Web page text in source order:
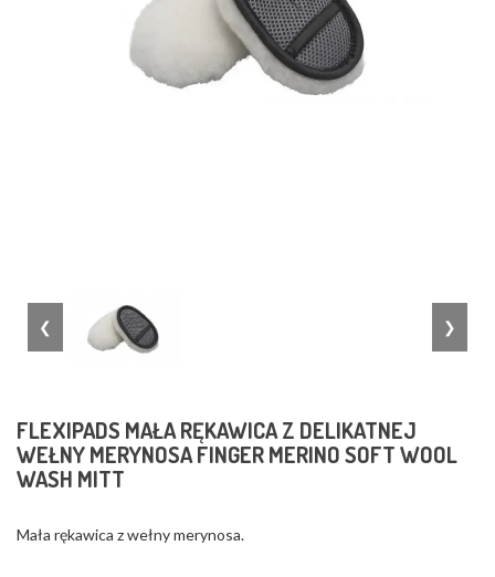
❮ ❯
FLEXIPADS MAŁA RĘKAWICA Z DELIKATNEJ
WEŁNY MERYNOSA FINGER MERINO SOFT WOOL
WASH MITT
Mała rękawica z wełny merynosa.